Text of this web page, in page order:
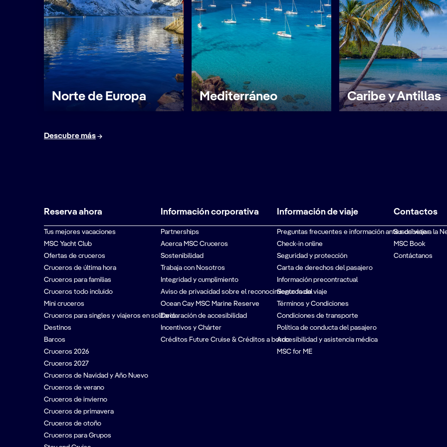
Norte de Europa Mediterráneo Caribe y Antillas
Descubre más
Reserva ahora
Tus mejores vacaciones
MSC Yacht Club
Ofertas de cruceros
Cruceros de última hora
Cruceros para familias
Cruceros todo incluido
Mini cruceros
Cruceros para singles y viajeros en solitario
Destinos
Barcos
Cruceros 2026
Cruceros 2027
Cruceros de Navidad y Año Nuevo
Cruceros de verano
Cruceros de invierno
Cruceros de primavera
Cruceros de otoño
Cruceros para Grupos
Información corporativa
Partnerships
Acerca MSC Cruceros
Sostenibilidad
Trabaja con Nosotros
Integridad y cumplimiento
Aviso de privacidad sobre el reconocimiento facial
Ocean Cay MSC Marine Reserve
Declaración de accesibilidad
Incentivos y Chárter
Créditos Future Cruise & Créditos a bordo
Información de viaje
Preguntas frecuentes e información antes de viajar
Check-in online
Seguridad y protección
Carta de derechos del pasajero
Información precontractual
Seguros de viaje
Términos y Condiciones
Condiciones de transporte
Política de conducta del pasajero
Accesibilidad y asistencia médica
MSC for ME
Contactos
Suscríbete a la
MSC Book
Contáctanos